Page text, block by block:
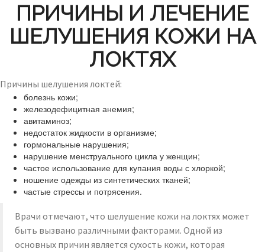
ПРИЧИНЫ И ЛЕЧЕНИЕ
ШЕЛУШЕНИЯ КОЖИ НА
ЛОКТЯХ
Причины шелушения локтей:
болезнь кожи;
железодефицитная анемия;
авитаминоз;
недостаток жидкости в организме;
гормональные нарушения;
нарушение менструального цикла у женщин;
частое использование для купания воды с хлоркой;
ношение одежды из синтетических тканей;
частые стрессы и потрясения.
Врачи отмечают, что шелушение кожи на локтях может
быть вызвано различными факторами. Одной из
основных причин является сухость кожи, которая